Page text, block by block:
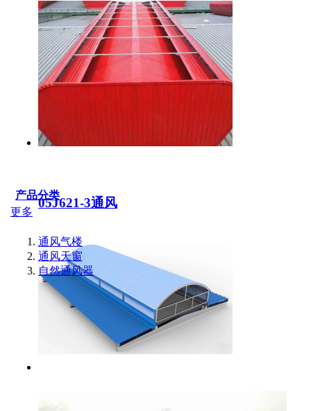
05J621-3通风
产品分类
更多
通风气楼
通风天窗
自然通风器